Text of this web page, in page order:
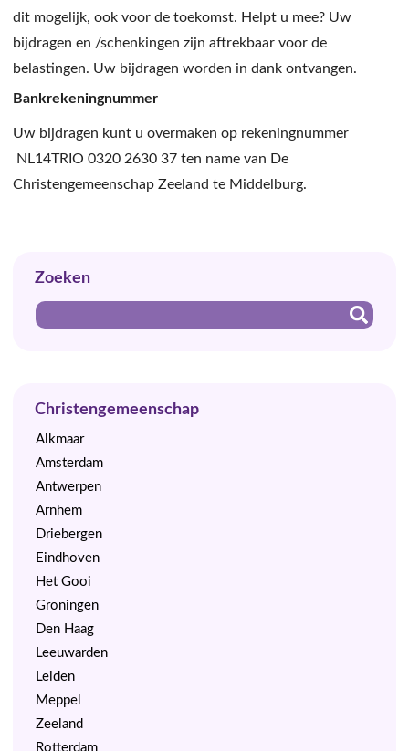
dit mogelijk, ook voor de toekomst. Helpt u mee? Uw
bijdragen en /schenkingen zijn aftrekbaar voor de
belastingen. Uw bijdragen worden in dank ontvangen.
Bankrekeningnummer
Uw bijdragen kunt u overmaken op rekeningnummer
NL14TRIO 0320 2630 37 ten name van De
Christengemeenschap Zeeland te Middelburg.
Zoeken
Christengemeenschap
Alkmaar
Amsterdam
Antwerpen
Arnhem
Driebergen
Eindhoven
Het Gooi
Groningen
Den Haag
Leeuwarden
Leiden
Meppel
Zeeland
Rotterdam